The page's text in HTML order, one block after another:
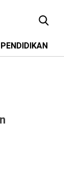
PENDIDIKAN